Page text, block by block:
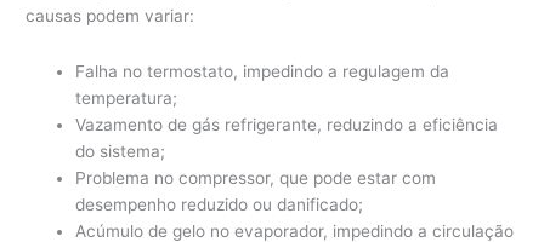
causas podem variar:
Falha no termostato, impedindo a regulagem da
temperatura;
Vazamento de gás refrigerante, reduzindo a eficiência
do sistema;
Problema no compressor, que pode estar com
desempenho reduzido ou danificado;
Acúmulo de gelo no evaporador, impedindo a circulação